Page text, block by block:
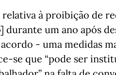
relativa à proibição de
um ano após
- uma medidas
se que “pode ser